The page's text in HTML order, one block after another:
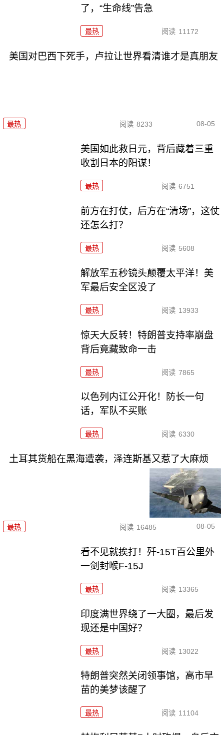
了，“生命线”告急
最热 阅读 11172
美国对巴西下死手，卢拉让世界看清谁才是真朋友
最热 阅读 8233 08-05
美国如此救日元，背后藏着三重
收割日本的阳谋！
最热 阅读 6751
前方在打仗，后方在“清场”，这仗
还怎么打？
最热 阅读 5608
解放军五秒镜头颠覆太平洋！美
军最后安全区没了
最热 阅读 13933
惊天大反转！特朗普支持率崩盘
背后竟藏致命一击
最热 阅读 7865
以色列内讧公开化！防长一句
话，军队不买账
最热 阅读 6330
土耳其货船在黑海遭袭，泽连斯基又惹了大麻烦
最热 阅读 16485 08-05
看不见就挨打！歼-15T百公里外
一剑封喉F-15J
最热 阅读 13365
印度满世界绕了一大圈，最后发
现还是中国好？
最热 阅读 13022
特朗普突然关闭领事馆，高市早
苗的美梦该醒了
最热 阅读 11104